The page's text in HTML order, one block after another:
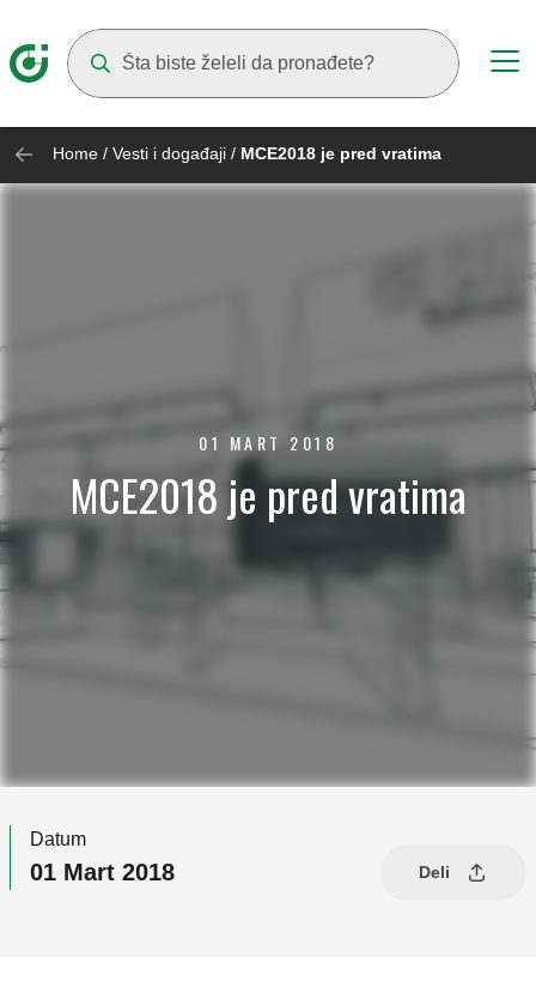
Home / Vesti i događaji / MCE2018 je pred vratima
01 MART 2018
MCE2018 je pred vratima
Datum
01 Mart 2018 Deli